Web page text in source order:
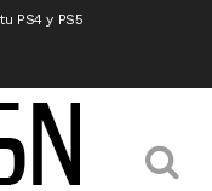
PS4 y PS5